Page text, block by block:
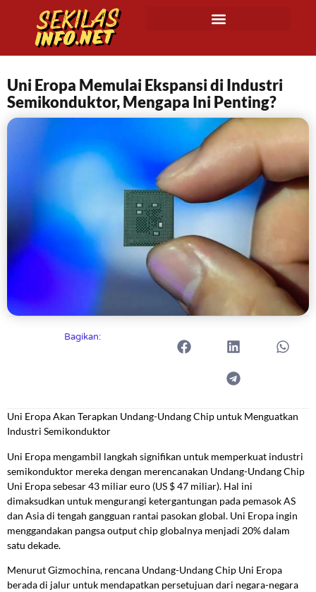
Uni Eropa Memulai Ekspansi di Industri
Semikonduktor, Mengapa Ini Penting?
Bagikan:
Uni Eropa Akan Terapkan Undang-Undang Chip untuk Menguatkan
Industri Semikonduktor
Uni Eropa mengambil langkah signifikan untuk memperkuat industri
semikonduktor mereka dengan merencanakan Undang-Undang Chip
Uni Eropa sebesar 43 miliar euro (US $ 47 miliar). Hal ini
dimaksudkan untuk mengurangi ketergantungan pada pemasok AS
dan Asia di tengah gangguan rantai pasokan global. Uni Eropa ingin
menggandakan pangsa output chip globalnya menjadi 20% dalam
satu dekade.
Menurut Gizmochina, rencana Undang-Undang Chip Uni Eropa
berada di jalur untuk mendapatkan persetujuan dari negara-negara